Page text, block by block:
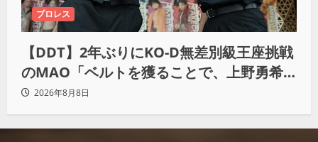
プロレス
【DDT】2年ぶりにKO-D無差別級王座挑戦
のMAO「ベルトを獲ることで、上野勇希
とMAOで一時代あったんだよって残した
い」
2026年8月8日